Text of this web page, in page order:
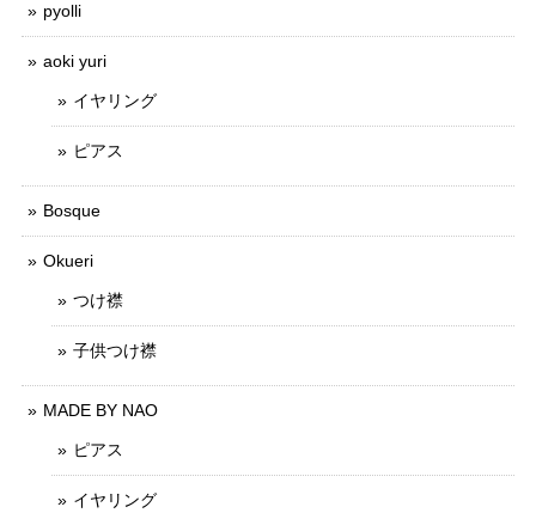
pyolli
aoki yuri
イヤリング
ピアス
Bosque
Okueri
つけ襟
子供つけ襟
MADE BY NAO
ピアス
イヤリング